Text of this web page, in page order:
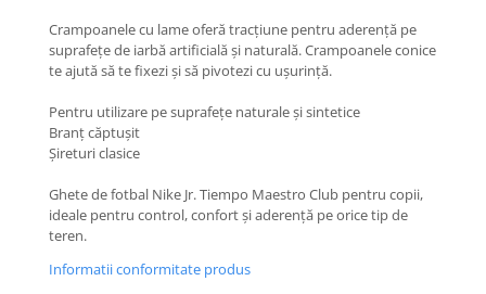
Crampoanele cu lame oferă tracțiune pentru aderență pe
suprafețe de iarbă artificială și naturală. Crampoanele conice
te ajută să te fixezi și să pivotezi cu ușurință.
Pentru utilizare pe suprafețe naturale și sintetice
Branț căptușit
Șireturi clasice
Ghete de fotbal Nike Jr. Tiempo Maestro Club pentru copii,
ideale pentru control, confort și aderență pe orice tip de
teren.
Informatii conformitate produs